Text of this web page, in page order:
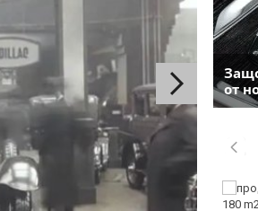
от
Започна юбилейният 50-
и международен бридж